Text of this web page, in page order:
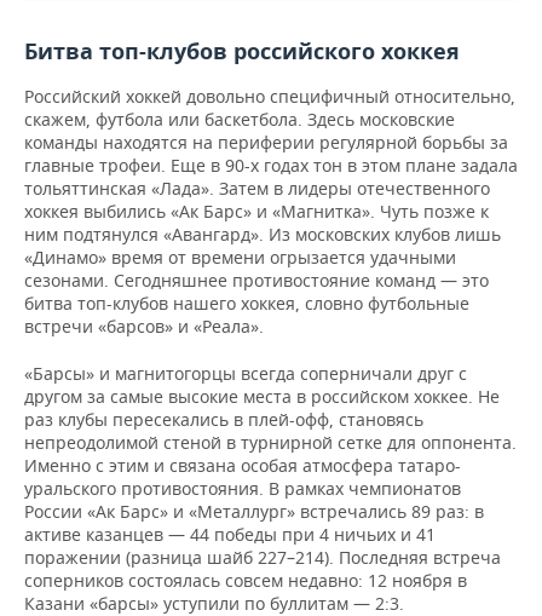
ОПК
ЭНЕРГЕТИКА
ТЕЛЕКОММУНИКАЦИИ
БИЗНЕС-БРАНЧИ
ONLINE-КОНФЕРЕНЦИИ
ОТКРЫТАЯ ЛЕКЦИЯ
ФУТБОЛ
ХОККЕЙ
БАСКЕТБОЛ
ВОЛЕЙБОЛ
ФИГУРНОЕ КАТАНИЕ
ВОДНЫЕ ВИДЫ СПОРТА
ХОККЕЙ С МЯЧОМ
НОВОСТИ ОБЩЕСТВА
ВЛАСТЬ
ИНФРАСТРУКТУРА
ИСТОРИЯ
МЕДИЦИНА
ОБРАЗОВАНИЕ
ПРОИСШЕСТВИЯ
ФОТОГАЛЕРЕЯ
СЮЖЕТЫ
СПРАВОЧНИК
СПИСОК ПЕРСОН
ПОЛНАЯ ВЕРСИЯ
Битва топ-клубов российского хоккея
Российский хоккей довольно специфичный относительно,
скажем, футбола или баскетбола. Здесь московские
команды находятся на периферии регулярной борьбы за
главные трофеи. Еще в 90-х годах тон в этом плане задала
тольяттинская «Лада». Затем в лидеры отечественного
хоккея выбились «Ак Барс» и «Магнитка». Чуть позже к
ним подтянулся «Авангард». Из московских клубов лишь
«Динамо» время от времени огрызается удачными
сезонами. Сегодняшнее противостояние команд — это
битва топ-клубов нашего хоккея, словно футбольные
встречи «барсов» и «Реала».
«Барсы» и магнитогорцы всегда соперничали друг с
другом за самые высокие места в российском хоккее. Не
раз клубы пересекались в плей-офф, становясь
непреодолимой стеной в турнирной сетке для оппонента.
Именно с этим и связана особая атмосфера татаро-
уральского противостояния. В рамках чемпионатов
России «Ак Барс» и «Металлург» встречались 89 раз: в
активе казанцев — 44 победы при 4 ничьих и 41
поражении (разница шайб 227–214). Последняя встреча
соперников состоялась совсем недавно: 12 ноября в
Казани «барсы» уступили по буллитам — 2:3.